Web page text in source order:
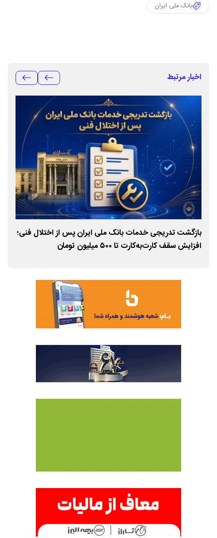
بانک ملی ایران
اخبار مرتبط
بازگشت تدریجی خدمات بانک ملی ایران پس از اختلال فنی؛
افزایش سقف کارت‌به‌کارت تا ۵۰۰ میلیون تومان